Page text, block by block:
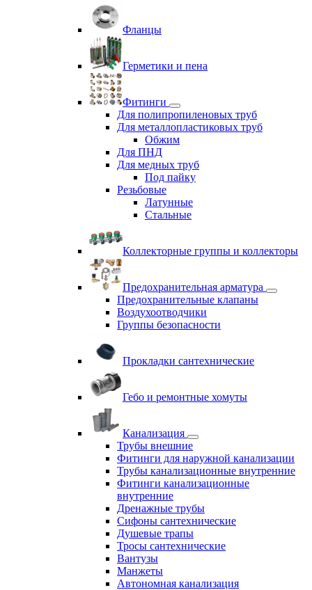
Фланцы
Герметики и пена
Фитинги
Для полипропиленовых труб
Для металлопластиковых труб
Обжим
Для ПНД
Для медных труб
Под пайку
Резьбовые
Латунные
Cтальные
Коллекторные группы и коллекторы
Предохранительная арматура
Предохранительные клапаны
Воздухоотводчики
Группы безопасности
Прокладки сантехнические
Гебо и ремонтные хомуты
Канализация
Трубы внешние
Фитинги для наружной канализации
Трубы канализационные внутренние
Фитинги канализационные
внутренние
Дренажные трубы
Сифоны сантехнические
Душевые трапы
Тросы сантехнические
Вантузы
Манжеты
Автономная канализация